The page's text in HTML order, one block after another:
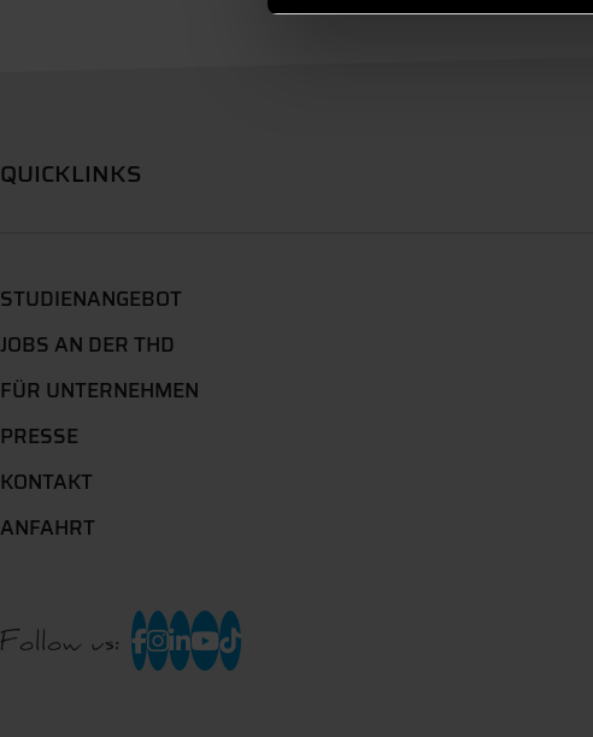
QUICKLINKS
STUDIENANGEBOT
JOBS AN DER THD
FÜR UNTERNEHMEN
PRESSE
KONTAKT
ANFAHRT
Follow us: